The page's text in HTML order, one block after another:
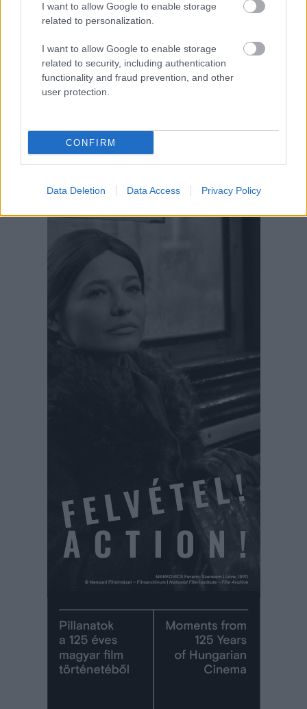
I want to allow Google to enable storage
related to personalization.
I want to allow Google to enable storage
related to security, including authentication
functionality and fraud prevention, and other
user protection.
CONFIRM
Data Deletion Data Access Privacy Policy